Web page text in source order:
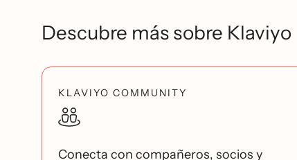
Descubre más sobre Klaviyo
KLAVIYO COMMUNITY
Conecta con compañeros, socios y